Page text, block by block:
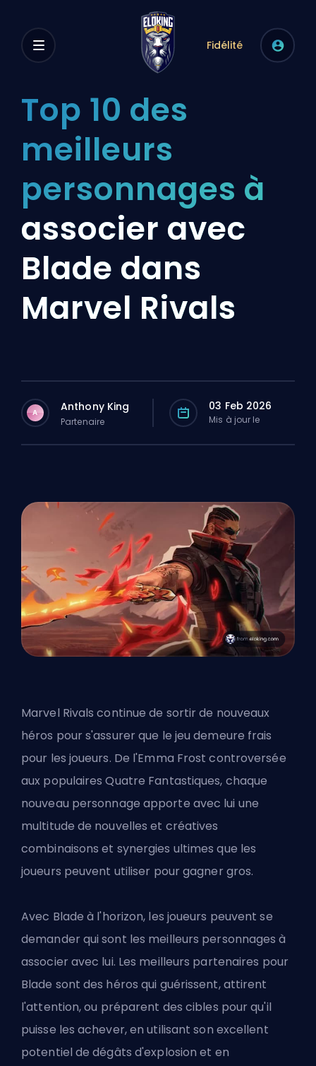
Fidélité
Top 10 des
meilleurs
personnages à
associer avec
Blade dans
Marvel Rivals
A Anthony King
Partenaire
03 Feb 2026
Mis à jour le
Marvel Rivals continue de sortir de nouveaux
héros pour s'assurer que le jeu demeure frais
pour les joueurs. De l'Emma Frost controversée
aux populaires Quatre Fantastiques, chaque
nouveau personnage apporte avec lui une
multitude de nouvelles et créatives
combinaisons et synergies ultimes que les
joueurs peuvent utiliser pour gagner gros.
Avec Blade à l'horizon, les joueurs peuvent se
demander qui sont les meilleurs personnages à
associer avec lui. Les meilleurs partenaires pour
Blade sont des héros qui guérissent, attirent
l'attention, ou préparent des cibles pour qu'il
puisse les achever, en utilisant son excellent
potentiel de dégâts d'explosion et en